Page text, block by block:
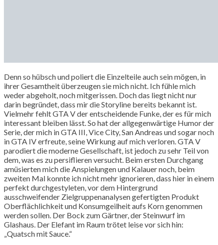
Denn so hübsch und poliert die Einzelteile auch sein mögen, in
ihrer Gesamtheit überzeugen sie mich nicht. Ich fühle mich
weder abgeholt, noch mitgerissen. Doch das liegt nicht nur
darin begründet, dass mir die Storyline bereits bekannt ist.
Vielmehr fehlt GTA V der entscheidende Funke, der es für mich
interessant bleiben lässt. So hat der allgegenwärtige Humor der
Serie, der mich in GTA III, Vice City, San Andreas und sogar noch
in GTA IV erfreute, seine Wirkung auf mich verloren. GTA V
parodiert die moderne Gesellschaft, ist jedoch zu sehr Teil von
dem, was es zu persiflieren versucht. Beim ersten Durchgang
amüsierten mich die Anspielungen und Kalauer noch, beim
zweiten Mal konnte ich nicht mehr ignorieren, dass hier in einem
perfekt durchgestyleten, vor dem Hintergrund
ausschweifender Zielgruppenanalysen gefertigten Produkt
Oberflächlichkeit und Konsumgeilheit aufs Korn genommen
werden sollen. Der Bock zum Gärtner, der Steinwurf im
Glashaus. Der Elefant im Raum trötet leise vor sich hin:
„Quatsch mit Sauce.“